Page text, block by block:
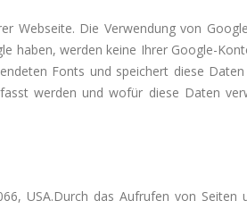
Webseite. Die Verwendung von
haben, werden keine Ihrer Google-
Fonts und speichert diese Daten
werden und wofür diese Daten
USA.Durch das Aufrufen von Seiten